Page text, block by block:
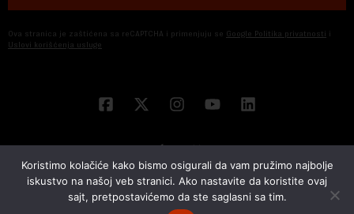
Ova stranica je zaštićena sa reCAPTCHA i primenjuju se Google Politika privatnosti i
Uslovi korišćenja usluge
© 2026 NOVA EKONOMIJA | SVA PRAVA ZADŽANA | DEVELOPED BY
Koristimo kolačiće kako bismo osigurali da vam pružimo najbolje
iskustvo na našoj veb stranici. Ako nastavite da koristite ovaj
sajt, pretpostavićemo da ste saglasni sa tim.